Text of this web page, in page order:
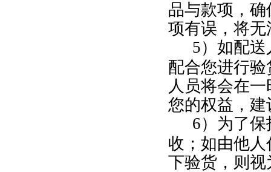
品与款项，
项有误，将
5）如配
配合您进行
人员将会在
您的权益，
6）为了
收；如由他
下验货，则